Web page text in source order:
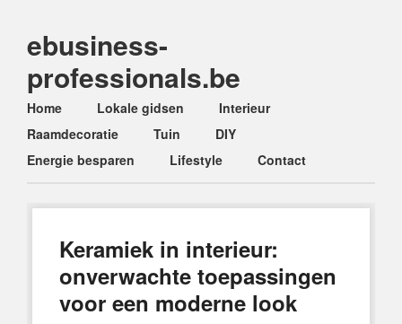
ebusiness-
professionals.be
Main menu
Skip
to
content
Home Lokale gidsen
Interieur
Raamdecoratie
Tuin
DIY
Energie besparen
Lifestyle Contact
Keramiek in interieur:
onverwachte toepassingen
voor een moderne look